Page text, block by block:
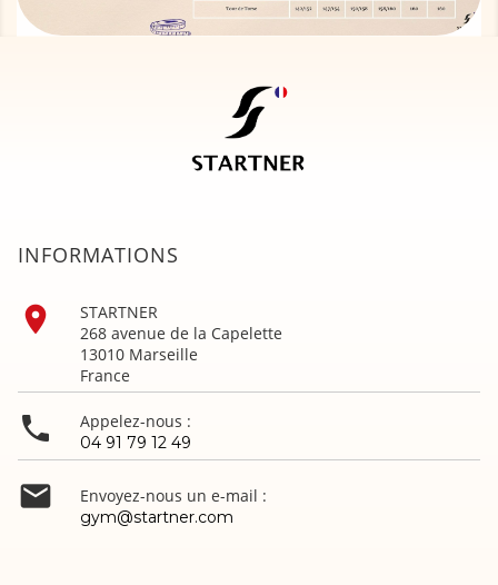
INFORMATIONS

STARTNER
268 avenue de la Capelette
13010 Marseille
France
 Appelez-nous :
04 91 79 12 49
 Envoyez-nous un e-mail :
gym@startner.com